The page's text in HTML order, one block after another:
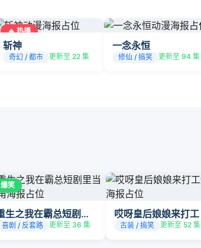
🔥 热播
斩神
奇幻 / 都市 更新至 22 集
一念永恒
修仙 / 搞笑 更新至 94 集
爆笑
重生之我在霸总短剧里当配角
喜剧 / 反套路 更新至 36 集
哎呀皇后娘娘来打工
古装 / 搞笑 更新至 52 集